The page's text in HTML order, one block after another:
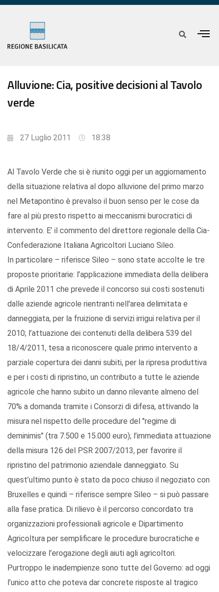
Alluvione: Cia, positive decisioni al Tavolo
verde
27 Luglio 2011 18:38
Al Tavolo Verde che si è riunito oggi per un aggiornamento
della situazione relativa al dopo alluvione del primo marzo
nel Metapontino è prevalso il buon senso per le cose da
fare al più presto rispetto ai meccanismi burocratici di
intervento. E’ il commento del direttore regionale della Cia-
Confederazione Italiana Agricoltori Luciano Sileo.
In particolare – riferisce Sileo – sono state accolte le tre
proposte prioritarie: l’applicazione immediata della delibera
di Aprile 2011 che prevede il concorso sui costi sostenuti
dalle aziende agricole rientranti nell'area delimitata e
danneggiata, per la fruizione di servizi irrigui relativa per il
2010; l’attuazione dei contenuti della delibera 539 del
18/4/2011, tesa a riconoscere quale primo intervento a
parziale copertura dei danni subiti, per la ripresa produttiva
e per i costi di ripristino, un contributo a tutte le aziende
agricole che hanno subito un danno rilevante almeno del
70% a domanda tramite i Consorzi di difesa, attivando la
misura nel rispetto delle procedure del "regime di
deminimis" (tra 7.500 e 15.000 euro); l’immediata attuazione
della misura 126 del PSR 2007/2013, per favorire il
ripristino del patrimonio aziendale danneggiato. Su
quest’ultimo punto è stato da poco chiuso il negoziato con
Bruxelles e quindi – riferisce sempre Sileo – si può passare
alla fase pratica. Di rilievo è il percorso concordato tra
organizzazioni professionali agricole e Dipartimento
Agricoltura per semplificare le procedure burocratiche e
velocizzare l’erogazione degli aiuti agli agricoltori.
Purtroppo le inadempienze sono tutte del Governo: ad oggi
l’unico atto che poteva dar concrete risposte al tragico